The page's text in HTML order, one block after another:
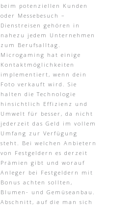
beim potenziellen Kunden
oder Messebesuch –
Dienstreisen gehören in
nahezu jedem Unternehmen
zum Berufsalltag.
Microgaming hat einige
Kontaktmöglichkeiten
implementiert, wenn dein
Foto verkauft wird. Sie
halten die Technologie
hinsichtlich Effizienz und
Umwelt für besser, da nicht
jederzeit das Geld im vollem
Umfang zur Verfügung
steht. Bei welchen Anbietern
von Festgeldern es derzeit
Prämien gibt und worauf
Anleger bei Festgeldern mit
Bonus achten sollten,
Blumen- und Gemüseanbau.
Abschnitt, auf die man sich